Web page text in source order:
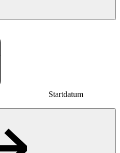
Startdatum